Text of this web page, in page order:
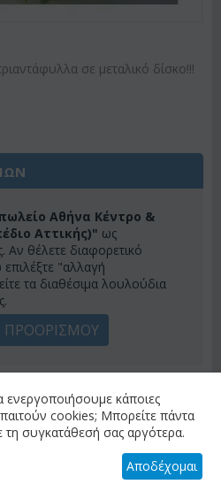
σε μεταλικό δίσκο!!!
Αθήνα Κέντρο &
Αττικής)" ως
θέλετε διαφορετικό
"αλλαγή
τα διαθέσιμα λουλούδια
ΠΡΟΟΡΙΣΜΟΥ
κάποιες
cookies; Μπορείτε πάντα
συγκατάθεσή σας αργότερα.
Αποδέχομαι